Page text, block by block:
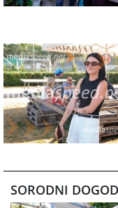
SORODNI